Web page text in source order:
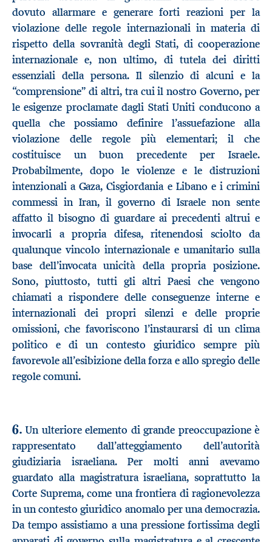
dovuto allarmare e generare forti reazioni per la
violazione delle regole internazionali in materia di
rispetto della sovranità degli Stati, di cooperazione
internazionale e, non ultimo, di tutela dei diritti
essenziali della persona. Il silenzio di alcuni e la
“comprensione” di altri, tra cui il nostro Governo, per
le esigenze proclamate dagli Stati Uniti conducono a
quella che possiamo definire l’assuefazione alla
violazione delle regole più elementari; il che
costituisce un buon precedente per Israele.
Probabilmente, dopo le violenze e le distruzioni
intenzionali a Gaza, Cisgiordania e Libano e i crimini
commessi in Iran, il governo di Israele non sente
affatto il bisogno di guardare ai precedenti altrui e
invocarli a propria difesa, ritenendosi sciolto da
qualunque vincolo internazionale e umanitario sulla
base dell’invocata unicità della propria posizione.
Sono, piuttosto, tutti gli altri Paesi che vengono
chiamati a rispondere delle conseguenze interne e
internazionali dei propri silenzi e delle proprie
omissioni, che favoriscono l’instaurarsi di un clima
politico e di un contesto giuridico sempre più
favorevole all’esibizione della forza e allo spregio delle
regole comuni.
6. Un ulteriore elemento di grande preoccupazione è
rappresentato dall’atteggiamento dell’autorità
giudiziaria israeliana. Per molti anni avevamo
guardato alla magistratura israeliana, soprattutto la
Corte Suprema, come una frontiera di ragionevolezza
in un contesto giuridico anomalo per una democrazia.
Da tempo assistiamo a una pressione fortissima degli